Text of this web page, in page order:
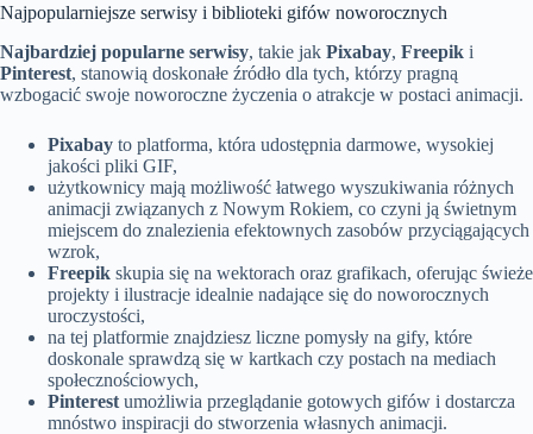
Najpopularniejsze serwisy i biblioteki gifów noworocznych
Najbardziej popularne serwisy, takie jak Pixabay, Freepik i
Pinterest, stanowią doskonałe źródło dla tych, którzy pragną
wzbogacić swoje noworoczne życzenia o atrakcje w postaci animacji.
Pixabay to platforma, która udostępnia darmowe, wysokiej
jakości pliki GIF,
użytkownicy mają możliwość łatwego wyszukiwania różnych
animacji związanych z Nowym Rokiem, co czyni ją świetnym
miejscem do znalezienia efektownych zasobów przyciągających
wzrok,
Freepik skupia się na wektorach oraz grafikach, oferując świeże
projekty i ilustracje idealnie nadające się do noworocznych
uroczystości,
na tej platformie znajdziesz liczne pomysły na gify, które
doskonale sprawdzą się w kartkach czy postach na mediach
społecznościowych,
Pinterest umożliwia przeglądanie gotowych gifów i dostarcza
mnóstwo inspiracji do stworzenia własnych animacji.